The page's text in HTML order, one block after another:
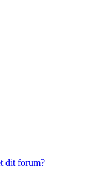
dit forum?